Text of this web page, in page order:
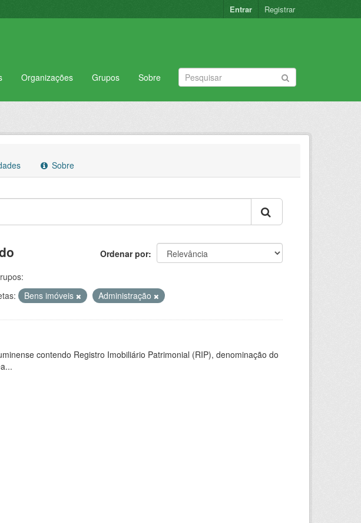
Entrar Registrar
Organizações Grupos Sobre
Sobre
Ordenar por
Bens imóveis Administração
contendo Registro Imobiliário Patrimonial (RIP), denominação do